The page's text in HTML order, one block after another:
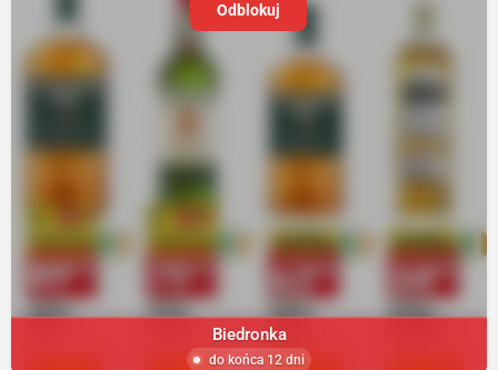
Odblokuj
Biedronka
do końca 12 dni